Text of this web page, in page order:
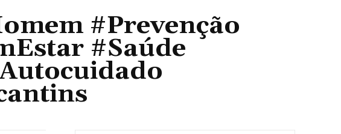
#Prevenção
#Saúde